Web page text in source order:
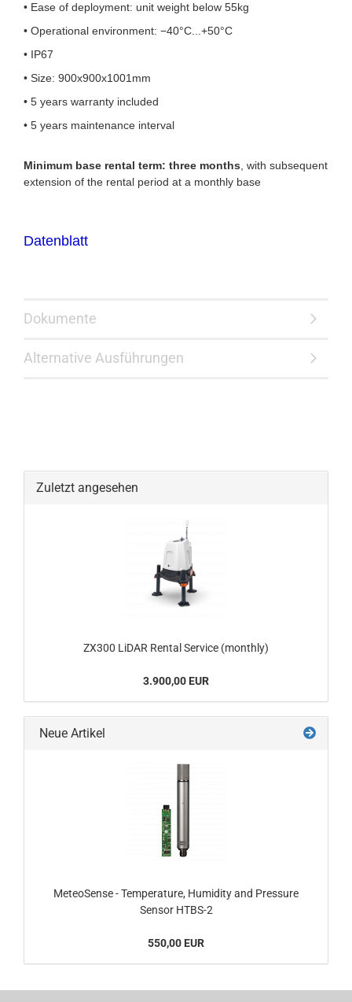
• Ease of deployment: unit weight below 55kg
• Operational environment: −40°C...+50°C
• IP67
• Size: 900x900x1001mm
• 5 years warranty included
• 5 years maintenance interval
Minimum base rental term: three months , with subsequent
extension of the rental period at a monthly base
Datenblatt
Dokumente
Alternative Ausführungen
Zuletzt angesehen
ZX300 LiDAR Rental Service (monthly)
3.900,00 EUR
Neue Artikel
MeteoSense - Temperature, Humidity and Pressure
Sensor HTBS-2
550,00 EUR